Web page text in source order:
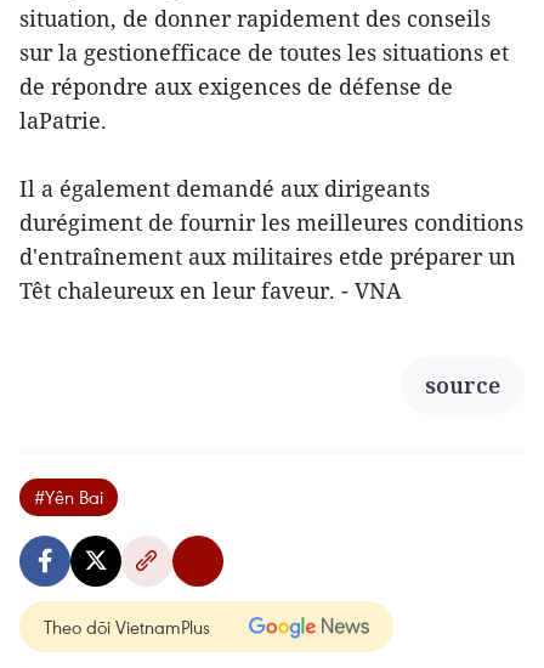
situation, de donner rapidement des conseils
sur la gestionefficace de toutes les situations et
de répondre aux exigences de défense de
laPatrie.
Il a également demandé aux dirigeants
durégiment de fournir les meilleures conditions
d'entraînement aux militaires etde préparer un
Têt chaleureux en leur faveur. - VNA
source
#Yên Bai
Theo dõi VietnamPlus